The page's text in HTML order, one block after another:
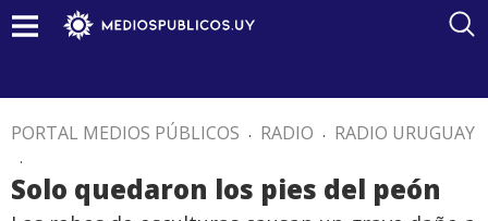
PORTAL MEDIOS PÚBLICOS . RADIO . RADIO URUGUAY
.
Solo quedaron los pies del peón